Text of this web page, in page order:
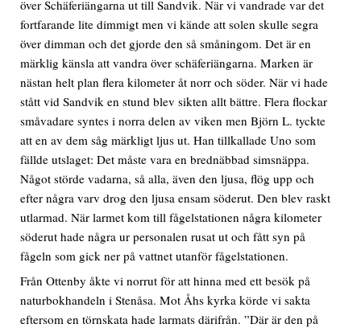
över Schäferiängarna ut till Sandvik. När vi vandrade var det
fortfarande lite dimmigt men vi kände att solen skulle segra
över dimman och det gjorde den så småningom. Det är en
märklig känsla att vandra över schäferiängarna. Marken är
nästan helt plan flera kilometer åt norr och söder. När vi hade
stått vid Sandvik en stund blev sikten allt bättre. Flera flockar
småvadare syntes i norra delen av viken men Björn L. tyckte
att en av dem såg märkligt ljus ut. Han tillkallade Uno som
fällde utslaget: Det måste vara en brednäbbad simsnäppa.
Något störde vadarna, så alla, även den ljusa, flög upp och
efter några varv drog den ljusa ensam söderut. Den blev raskt
utlarmad. När larmet kom till fågelstationen några kilometer
söderut hade några ur personalen rusat ut och fått syn på
fågeln som gick ner på vattnet utanför fågelstationen.
Från Ottenby åkte vi norrut för att hinna med ett besök på
naturbokhandeln i Stenåsa. Mot Åhs kyrka körde vi sakta
eftersom en törnskata hade larmats därifrån. ”Där är den på